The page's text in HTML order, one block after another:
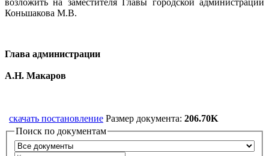
возложить на заместителя Главы городской администрации
Коньшакова М.В.
Глава администрации
А.Н. Макаров
скачать постановление Размер документа: 206.70K
Поиск по документам